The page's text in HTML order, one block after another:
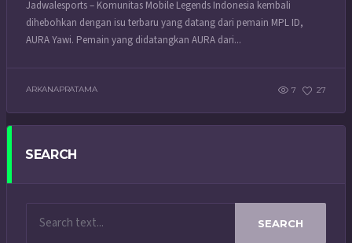
Jadwalesports – Komunitas Mobile Legends Indonesia kembali
dihebohkan dengan isu terbaru yang datang dari pemain MPL ID,
AURA Yawi. Pemain yang didatangkan AURA dari...
ARKANAPRATAMA 7 27
SEARCH
SEARCH